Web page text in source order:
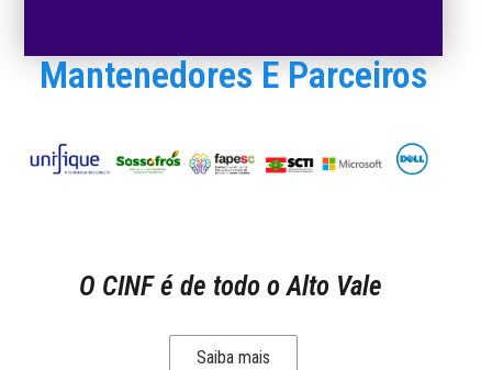
Mantenedores E Parceiros
O CINF é de todo o Alto Vale
Saiba mais